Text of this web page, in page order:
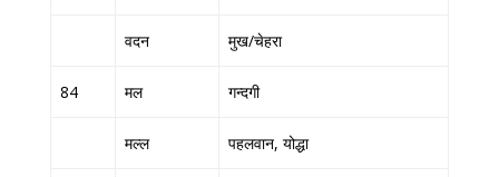
वदन मुख/चेहरा
84 मल गन्दगी
मल्ल पहलवान, योद्धा